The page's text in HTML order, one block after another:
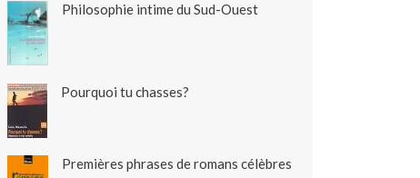
Philosophie intime du Sud-Ouest
Pourquoi tu chasses?
Premières phrases de romans célèbres